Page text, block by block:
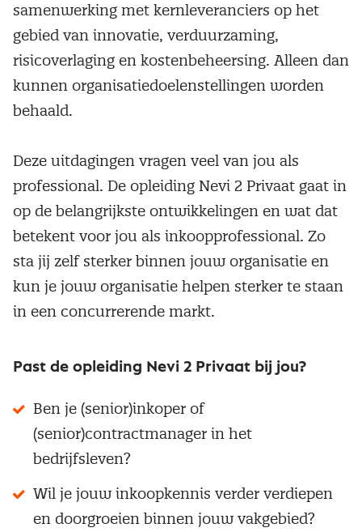
samenwerking met kernleveranciers op het
gebied van innovatie, verduurzaming,
risicoverlaging en kostenbeheersing. Alleen dan
kunnen organisatiedoelenstellingen worden
behaald.
Deze uitdagingen vragen veel van jou als
professional. De opleiding Nevi 2 Privaat gaat in
op de belangrijkste ontwikkelingen en wat dat
betekent voor jou als inkoopprofessional. Zo
sta jij zelf sterker binnen jouw organisatie en
kun je jouw organisatie helpen sterker te staan
in een concurrerende markt.
Past de opleiding Nevi 2 Privaat bij jou?
Ben je (senior)inkoper of
(senior)contractmanager in het
bedrijfsleven?
Wil je jouw inkoopkennis verder verdiepen
en doorgroeien binnen jouw vakgebied?